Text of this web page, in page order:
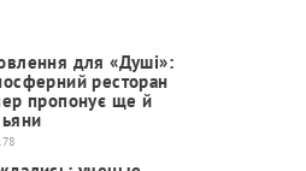
для «Душі»:
ресторан
пропонує ще й